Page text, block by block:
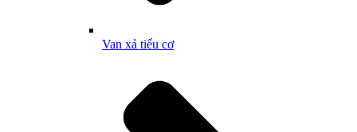
Van xả tiểu cơ